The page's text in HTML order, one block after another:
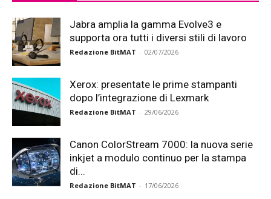
Jabra amplia la gamma Evolve3 e
supporta ora tutti i diversi stili di lavoro
Redazione BitMAT - 02/07/2026
Xerox: presentate le prime stampanti
dopo l’integrazione di Lexmark
Redazione BitMAT - 29/06/2026
Canon ColorStream 7000: la nuova serie
inkjet a modulo continuo per la stampa
di...
Redazione BitMAT - 17/06/2026